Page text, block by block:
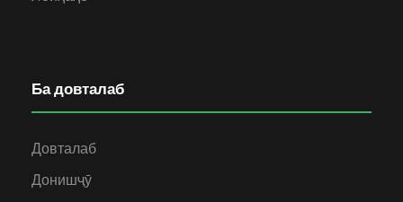
Ба довталаб
Довталаб
Донишҷӯ